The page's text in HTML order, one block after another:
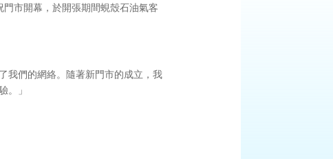
市開幕，於開張期間蜆殼石油氣客
我們的網絡。隨著新門市的成立，我
。」